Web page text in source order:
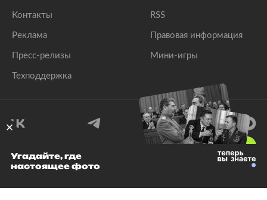
Контакты
Реклама
Пресс-релизы
Техподдержка
RSS
Правовая информация
Мини-игры
© 1999–2026 Все права защищены.
Угадайте, где
настоящее фото